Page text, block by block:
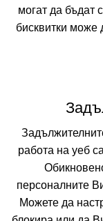
Не
могат да бъдат
бисквитки може
работа на уеб
персоналните
Можете да